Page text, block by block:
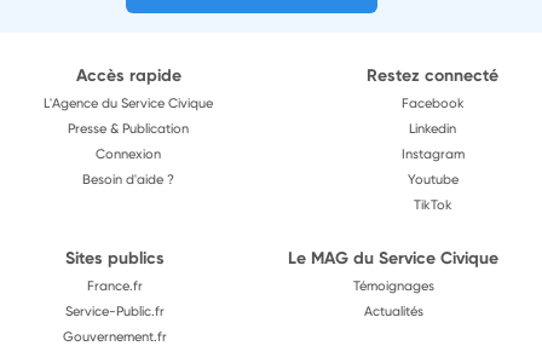
Accès rapide
L'Agence du Service Civique
Presse & Publication
Connexion
Besoin d'aide ?
Restez connecté
Facebook
Linkedin
Instagram
Youtube
TikTok
Sites publics
France.fr
Service-Public.fr
Gouvernement.fr
Le MAG du Service Civique
Témoignages
Actualités